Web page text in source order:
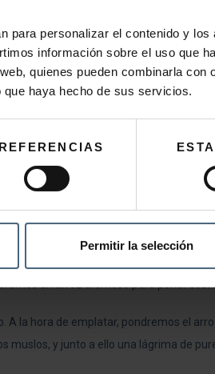
para personalizar el contenido y
información sobre el uso que
quienes pueden combinarla con
haya hecho de sus servicios.
Permitir la selección
vez dorada la verdura, agregar los
guisaremos al vino tinto. Mientras
un arroz cremoso para poner
A la hora de emplatar, pondremos el
muslos, y junto a ello una lágrima de